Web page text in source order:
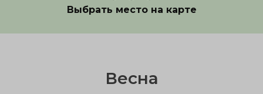
Выбрать место на карте
Весна